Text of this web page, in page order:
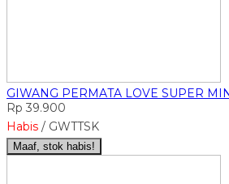
GIWANG PERMATA LOVE SUPER
Rp 39.900
Habis / GWTTSK
Maaf, stok habis!